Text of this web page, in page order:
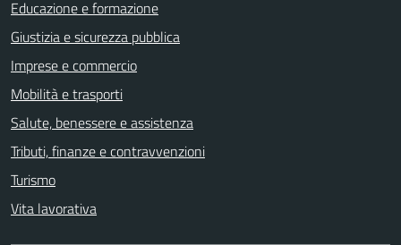
Educazione e formazione
Giustizia e sicurezza pubblica
Imprese e commercio
Mobilità e trasporti
Salute, benessere e assistenza
Tributi, finanze e contravvenzioni
Turismo
Vita lavorativa